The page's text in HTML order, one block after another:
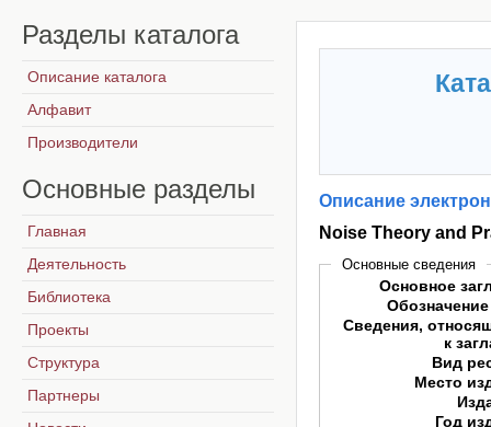
Описание
Noise Theory and
Основные сведения
Основное
Сведения,
к
Вид
Место
Год
Разделы каталога
Описание каталога
Алфавит
Производители
Основные разделы
Главная
Деятельность
Библиотека
Проекты
Структура
Партнеры